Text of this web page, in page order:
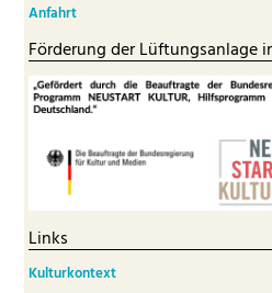
Anfahrt
Förderung der Lüftungsanlage
Links
Kulturkontext